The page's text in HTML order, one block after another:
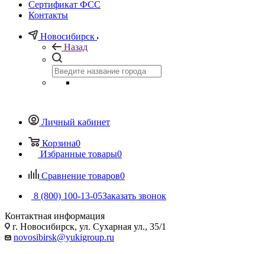
Сертификат ФСС
Контакты
Новосибирск
Назад
Личный кабинет
Корзина0
Избранные товары0
Сравнение товаров0
8 (800) 100-13-05Заказать звонок
Контактная информация
г. Новосибирск, ул. Сухарная ул., 35/1
novosibirsk@yukigroup.ru